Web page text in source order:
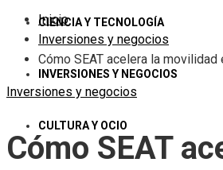
CIENCIA Y TECNOLOGÍA
INVERSIONES Y NEGOCIOS
CULTURA Y OCIO
Inicio
Inversiones y negocios
Cómo SEAT acelera la
Inversiones y negocios
Cómo SEAT